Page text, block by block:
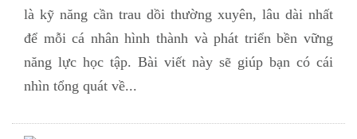
là kỹ năng cần trau dồi thường xuyên, lâu dài nhất
để mỗi cá nhân hình thành và phát triển bền vững
năng lực học tập. Bài viết này sẽ giúp bạn có cái
nhìn tổng quát về...